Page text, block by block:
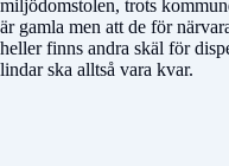
miljödomstolen, trots
är gamla men att de för
heller finns andra skäl för
lindar ska alltså vara kvar.